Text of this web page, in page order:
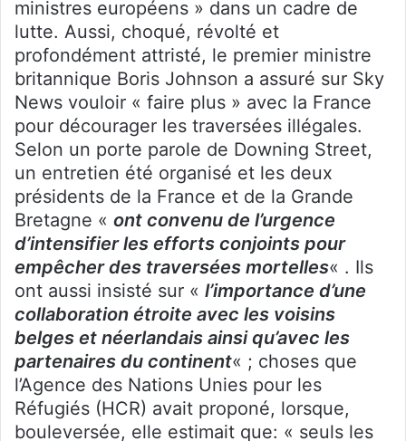
ministres européens » dans un cadre de
lutte. Aussi, choqué, révolté et
profondément attristé, le premier ministre
britannique Boris Johnson a assuré sur Sky
News vouloir « faire plus » avec la France
pour décourager les traversées illégales.
Selon un porte parole de Downing Street,
un entretien été organisé et les deux
présidents de la France et de la Grande
Bretagne « ont convenu de l’urgence
d’intensifier les efforts conjoints pour
empêcher des traversées mortelles« . Ils
ont aussi insisté sur « l’importance d’une
collaboration étroite avec les voisins
belges et néerlandais ainsi qu’avec les
partenaires du continent« ; choses que
l’Agence des Nations Unies pour les
Réfugiés (HCR) avait proponé, lorsque,
bouleversée, elle estimait que: « seuls les